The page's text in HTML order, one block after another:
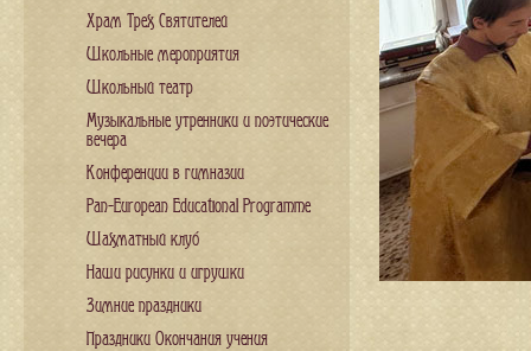
Храм Трех Святителей
Школьные мероприятия
Школьный театр
Музыкальные утренники и поэтические
вечера
Конференции в гимназии
Pan-European Educational Programme
Шахматный клуб
Наши рисунки и игрушки
Зимние праздники
Праздники Окончания учения